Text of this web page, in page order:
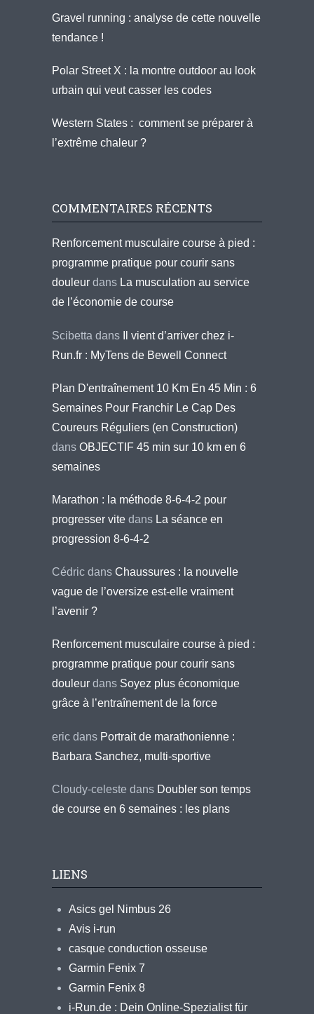
Gravel running : analyse de cette nouvelle
tendance !
Polar Street X : la montre outdoor au look
urbain qui veut casser les codes
Western States : comment se préparer à
l’extrême chaleur ?
COMMENTAIRES RÉCENTS
Renforcement musculaire course à pied :
programme pratique pour courir sans
douleur dans La musculation au service
de l’économie de course
Scibetta dans
Il vient d’arriver chez i-
Run.fr : MyTens de Bewell Connect
Plan D'entraînement 10 Km En 45 Min : 6
Semaines Pour Franchir Le Cap Des
Coureurs Réguliers (en Construction)
dans OBJECTIF 45 min sur 10 km en 6
semaines
Marathon : la méthode 8-6-4-2 pour
progresser vite dans La séance en
progression 8-6-4-2
Cédric dans Chaussures : la nouvelle
vague de l’oversize est-elle vraiment
l’avenir ?
Renforcement musculaire course à pied :
programme pratique pour courir sans
douleur dans Soyez plus économique
grâce à l’entraînement de la force
eric dans Portrait de marathonienne :
Barbara Sanchez, multi-sportive
Cloudy-celeste dans Doubler son temps
de course en 6 semaines : les plans
LIENS
Asics gel Nimbus 26
Avis i-run
casque conduction osseuse
Garmin Fenix 7
Garmin Fenix 8
i-Run.de : Dein Online-Spezialist für